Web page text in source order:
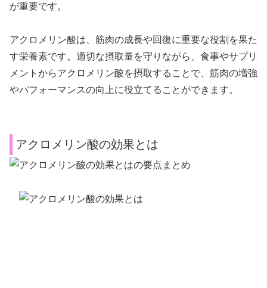
が重要です。
アクロメリン酸は、筋肉の成長や回復に重要な役割を果た
す栄養素です。適切な摂取量を守りながら、食事やサプリ
メントからアクロメリン酸を摂取することで、筋肉の増強
やパフォーマンスの向上に役立てることができます。
アクロメリン酸の効果とは